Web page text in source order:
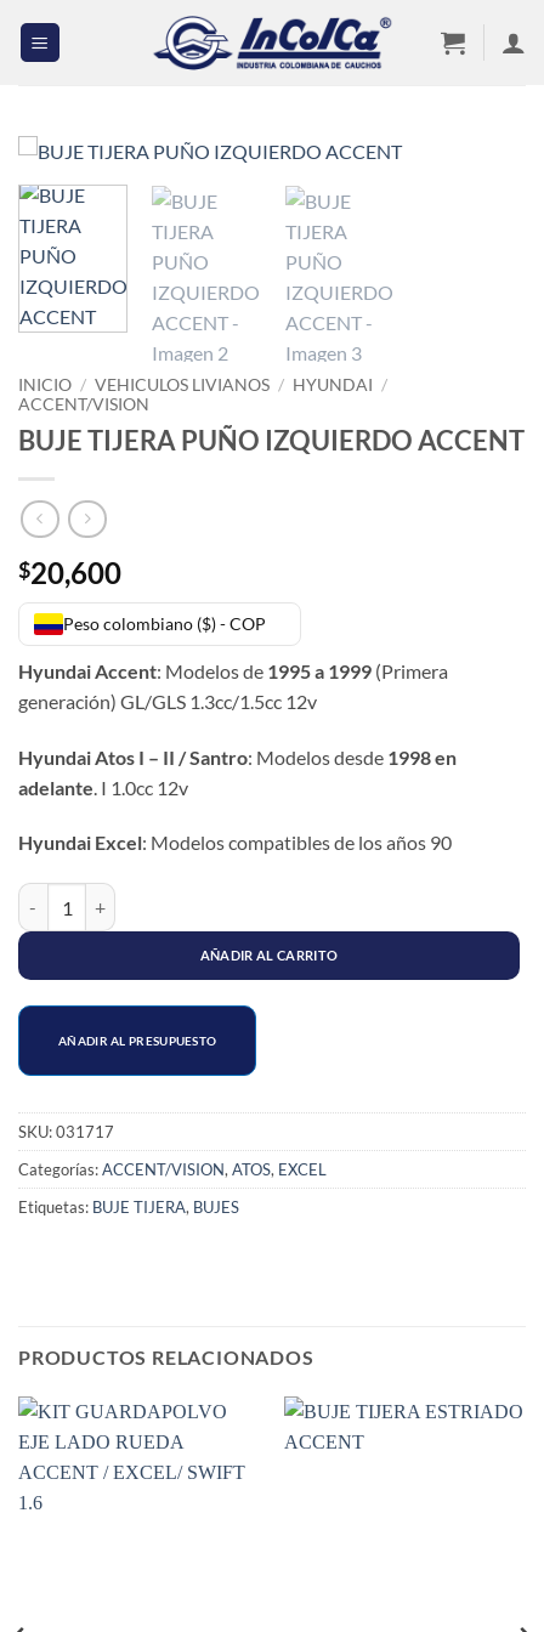
INICIO / VEHICULOS LIVIANOS / HYUNDAI /
ACCENT/VISION
BUJE TIJERA PUÑO IZQUIERDO ACCENT
$20,600
Peso colombiano ($) - COP
Hyundai Accent: Modelos de 1995 a 1999 (Primera
generación) GL/GLS 1.3cc/1.5cc 12v
Hyundai Atos I – II / Santro: Modelos desde 1998 en
adelante . I 1.0cc 12v
Hyundai Excel: Modelos compatibles de los años 90
BUJE TIJERA PUÑO IZQUIERDO ACCENT cantidad
AÑADIR AL CARRITO
AÑADIR AL PRESUPUESTO
SKU:031717
Categorías:ACCENT/VISION,ATOS, EXCEL
Etiquetas: BUJE TIJERA, BUJES
PRODUCTOS RELACIONADOS